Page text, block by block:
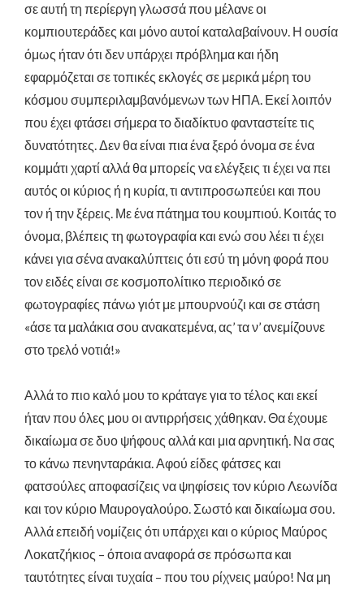
σε αυτή τη περίεργη γλωσσά που μέλανε οι
κομπιουτεράδες και μόνο αυτοί καταλαβαίνουν. Η ουσία
όμως ήταν ότι δεν υπάρχει πρόβλημα και ήδη
εφαρμόζεται σε τοπικές εκλογές σε μερικά μέρη του
κόσμου συμπεριλαμβανόμενων των ΗΠΑ. Εκεί λοιπόν
που έχει φτάσει σήμερα το διαδίκτυο φανταστείτε τις
δυνατότητες. Δεν θα είναι πια ένα ξερό όνομα σε ένα
κομμάτι χαρτί αλλά θα μπορείς να ελέγξεις τι έχει να πει
αυτός οι κύριος ή η κυρία, τι αντιπροσωπεύει και που
τον ή την ξέρεις. Με ένα πάτημα του κουμπιού. Κοιτάς το
όνομα, βλέπεις τη φωτογραφία και ενώ σου λέει τι έχει
κάνει για σένα ανακαλύπτεις ότι εσύ τη μόνη φορά που
τον ειδές είναι σε κοσμοπολίτικο περιοδικό σε
φωτογραφίες πάνω γιότ με μπουρνούζι και σε στάση
«άσε τα μαλάκια σου ανακατεμένα, ας’ τα ν’ ανεμίζουνε
στο τρελό νοτιά!»
Αλλά το πιο καλό μου το κράταγε για το τέλος και εκεί
ήταν που όλες μου οι αντιρρήσεις χάθηκαν. Θα έχουμε
δικαίωμα σε δυο ψήφους αλλά και μια αρνητική. Να σας
το κάνω πενηνταράκια. Αφού είδες φάτσες και
φατσούλες αποφασίζεις να ψηφίσεις τον κύριο Λεωνίδα
και τον κύριο Μαυρογαλούρο. Σωστό και δικαίωμα σου.
Αλλά επειδή νομίζεις ότι υπάρχει και ο κύριος Μαύρος
Λοκατζήκιος – όποιααναφορά σε πρόσωπα και
ταυτότητες είναι τυχαία – που του ρίχνεις μαύρο! Να μη